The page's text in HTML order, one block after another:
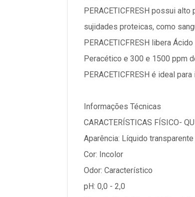
PERACETICFRESH possui
sujidades proteicas, como
PERACETICFRESH libera
Peracético e 300 e 1500 ppm
PERACETICFRESH é ideal
Informações Técnicas
CARACTERÍSTICAS FÍSICO-
Aparência: Líquido transparente
Cor: Incolor
Odor: Característico
pH: 0,0 - 2,0